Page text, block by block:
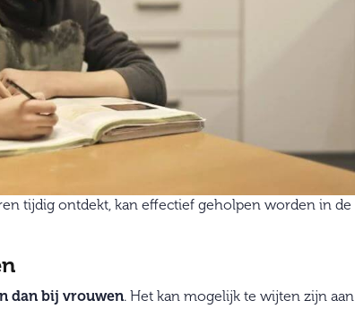
tijdig ontdekt, kan effectief geholpen worden in de
dan bij vrouwen. Het kan mogelijk te wijten zijn aan